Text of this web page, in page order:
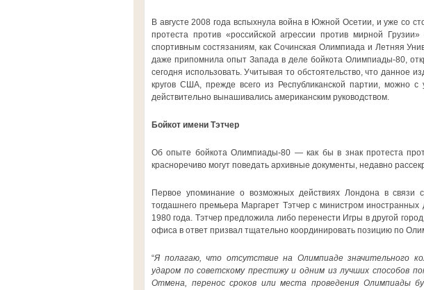
В августе 2008 года вспыхнула война в Южной Осетии, и уже со
протеста против «российской агрессии против мирной
спортивным состязаниям, как Сочинская Олимпиада и Летняя
даже припомнила опыт Запада в деле бойкота Олимпиады-80,
сегодня использовать. Учитывая то обстоятельство, что данное
кругов США, прежде всего из Республиканской партии, можно с
действительно вынашивались американским руководством.
Бойкот имени Тэтчер
Об опыте бойкота Олимпиады-80 — как бы в знак протеста
красноречиво могут поведать архивные документы, недавно
Первое упоминание о возможных действиях Лондона в связи
тогдашнего премьера Маргарет Тэтчер с министром
1980 года. Тэтчер предложила либо перенести Игры в другой
офиса в ответ призвал тщательно координировать позицию по
“Я полагаю, что отсутствие на Олимпиаде значительного
ударом по советскому престижу и одним из лучших способов
Отмена, перенос сроков или места проведения Олимпиады